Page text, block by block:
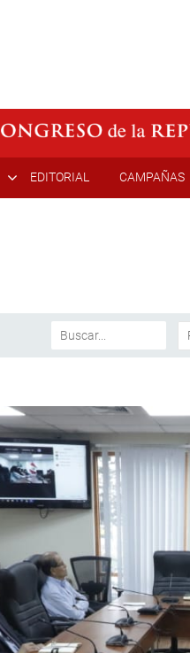
EDITORIAL CAMPAÑAS